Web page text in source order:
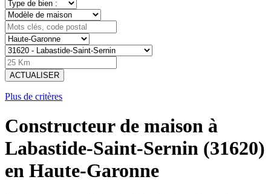
ACTUALISER
Plus de critères
Constructeur de maison à
Labastide-Saint-Sernin (31620)
en Haute-Garonne